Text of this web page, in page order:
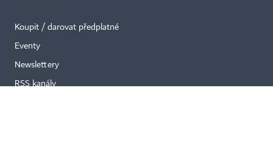
Koupit / darovat předplatné
Eventy
Newslettery
RSS kanály